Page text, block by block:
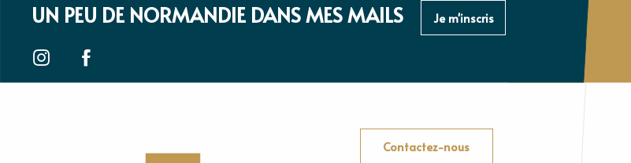
UN PEU DE NORMANDIE DANS MES MAILS Je m'inscris
Contactez-nous